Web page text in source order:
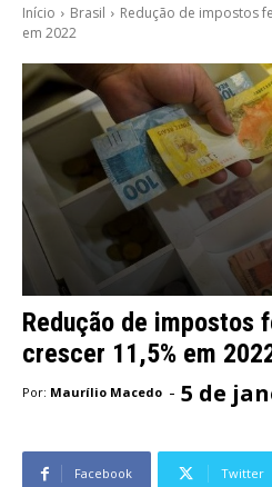
Início Brasil
Redução de impostos
em 2022
Redução de impostos
crescer 11,5% em
Por: Maurílio Macedo - 5 de
Facebook Twitter